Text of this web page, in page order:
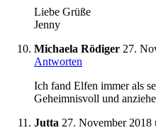
Liebe Grüße
Jenny
Michaela Rödiger 27.
Antworten
Ich fand Elfen immer als
Geheimnisvoll und
Jutta 27. November 2018